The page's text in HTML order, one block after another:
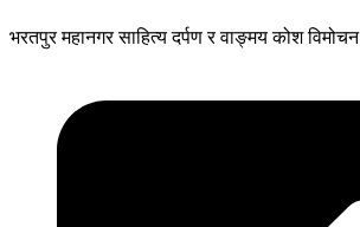
भरतपुर महानगर साहित्य दर्पण र वाङ्मय कोश विमोचन